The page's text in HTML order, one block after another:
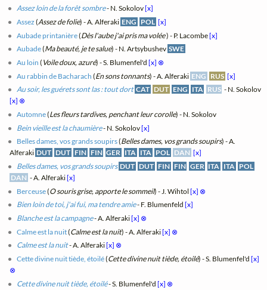
Assez loin de la forêt sombre- N. Sokolov[x]
Assez(Assez de folie) - A. Alferaki ENG POL [x]
Aubade printanière(Dès l'aube j'ai pris ma volée) - P. Lacombe[x]
Aubade(Ma beauté, je te salue) - N. Artsybushev SWE
Au loin( Voile doux, azuré) - S. Blumenfel'd[x] ⊗
Au rabbin de Bacharach (En sons tonnants) - A. Alferaki ENG RUS [x]
Au soir, les guérets sont las : tout dort CAT DUT ENG ITA RUS - N. Sokolov
[x] ⊗
Automne(Les fleurs tardives, penchant leur corolle) - N. Sokolov
Bein vieille est la chaumière- N. Sokolov[x]
Belles dames, vos grands soupirs(Belles dames, vos grands soupirs) - A.
Alferaki DUT DUT FIN FIN GER ITA ITA POL DAN [x]
Belles dames, vos grands soupirs DUT DUT FIN FIN GER ITA ITA POL
DAN - A. Alferaki[x]
Berceuse(O souris grise, apporte le sommeil) - J. Wihtol[x] ⊗
Bien loin de toi, j'ai fui, ma tendre amie- F. Blumenfeld[x]
Blanche est la campagne- A. Alferaki[x] ⊗
Calme est la nuit(Calme est la nuit) - A. Alferaki[x] ⊗
Calme est la nuit- A. Alferaki[x] ⊗
Cette divine nuit tiède, étoilé(Cette divine nuit tiède, étoilé) - S. Blumenfel'd[x]
⊗
Cette divine nuit tiède, étoilé- S. Blumenfel'd[x] ⊗